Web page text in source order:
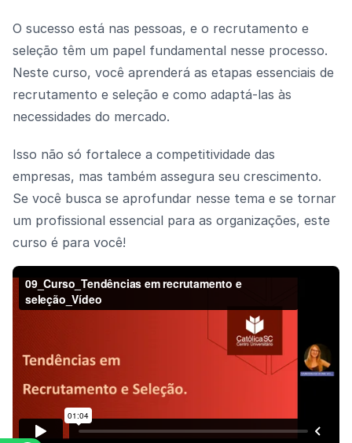
O sucesso está nas pessoas, e o recrutamento e
seleção têm um papel fundamental nesse processo.
Neste curso, você aprenderá as etapas essenciais de
recrutamento e seleção e como adaptá-las às
necessidades do mercado.
Isso não só fortalece a competitividade das
empresas, mas também assegura seu crescimento.
Se você busca se aprofundar nesse tema e se tornar
um profissional essencial para as organizações, este
curso é para você!
Assista o vídeo